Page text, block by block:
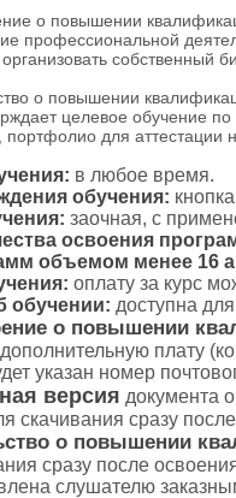
о повышении
профессиональной
собственный
о повышении
целевое обучение
портфолио для аттестации
в любое время.
обучения: кнопка
заочная, с
освоения
объемом менее 16
оплату за курс
обучении: доступна
о повышении
плату
указан номер
версия документа
скачивания сразу
о повышении
сразу после
слушателю